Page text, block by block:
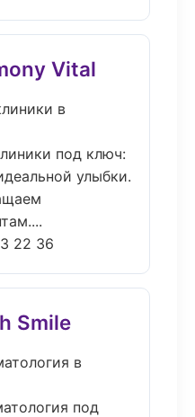
Vital
в
под ключ:
улыбки.
22 36
Smile
в
под